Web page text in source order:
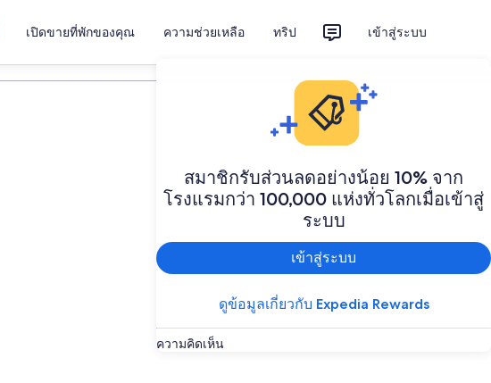
เปิดขายที่พักของคุณ ความช่วยเหลือ ทริป เข้าสู่ระบบ
สมาชิกรับส่วนลดอย่างน้อย 10% จาก
โรงแรมกว่า 100,000 แห่งทั่วโลกเมื่อเข้าสู่
ระบบ
เข้าสู่ระบบ
ดูข้อมูลเกี่ยวกับ Expedia Rewards
ความคิดเห็น